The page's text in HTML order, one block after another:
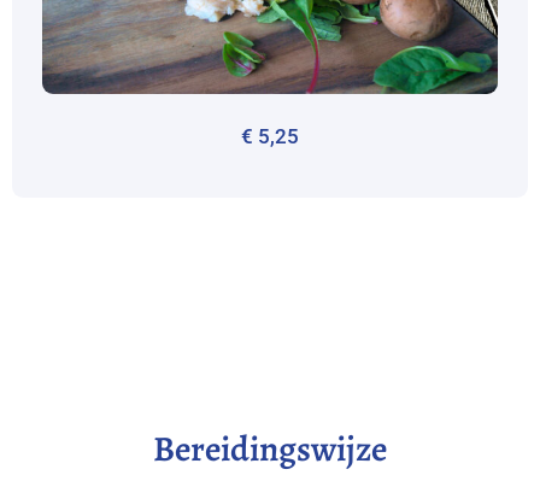
€ 5,25
Bereidingswijze